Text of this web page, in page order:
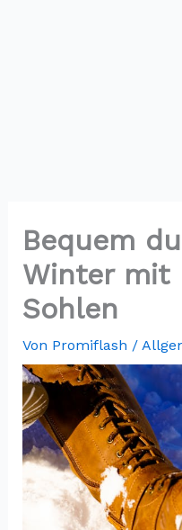
Bequem
Winter mit
Sohlen
Von Promiflash /